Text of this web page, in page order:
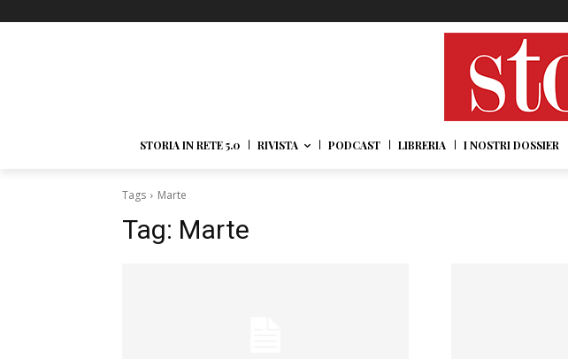
STORIA IN RETE 5.0 RIVISTA PODCAST LIBRERIA I NOSTRI DOSSIER
Tags Marte
Tag: Marte